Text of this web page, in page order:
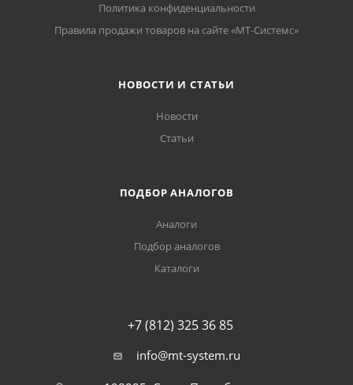
Политика конфиденциальности
Правила продажи товаров на сайте «МТ-Системс»
НОВОСТИ И СТАТЬИ
Новости
Статьи
ПОДБОР АНАЛОГОВ
Аналоги
Подбор аналогов
Каталоги
+7 (812) 325 36 85
info@mt-system.ru